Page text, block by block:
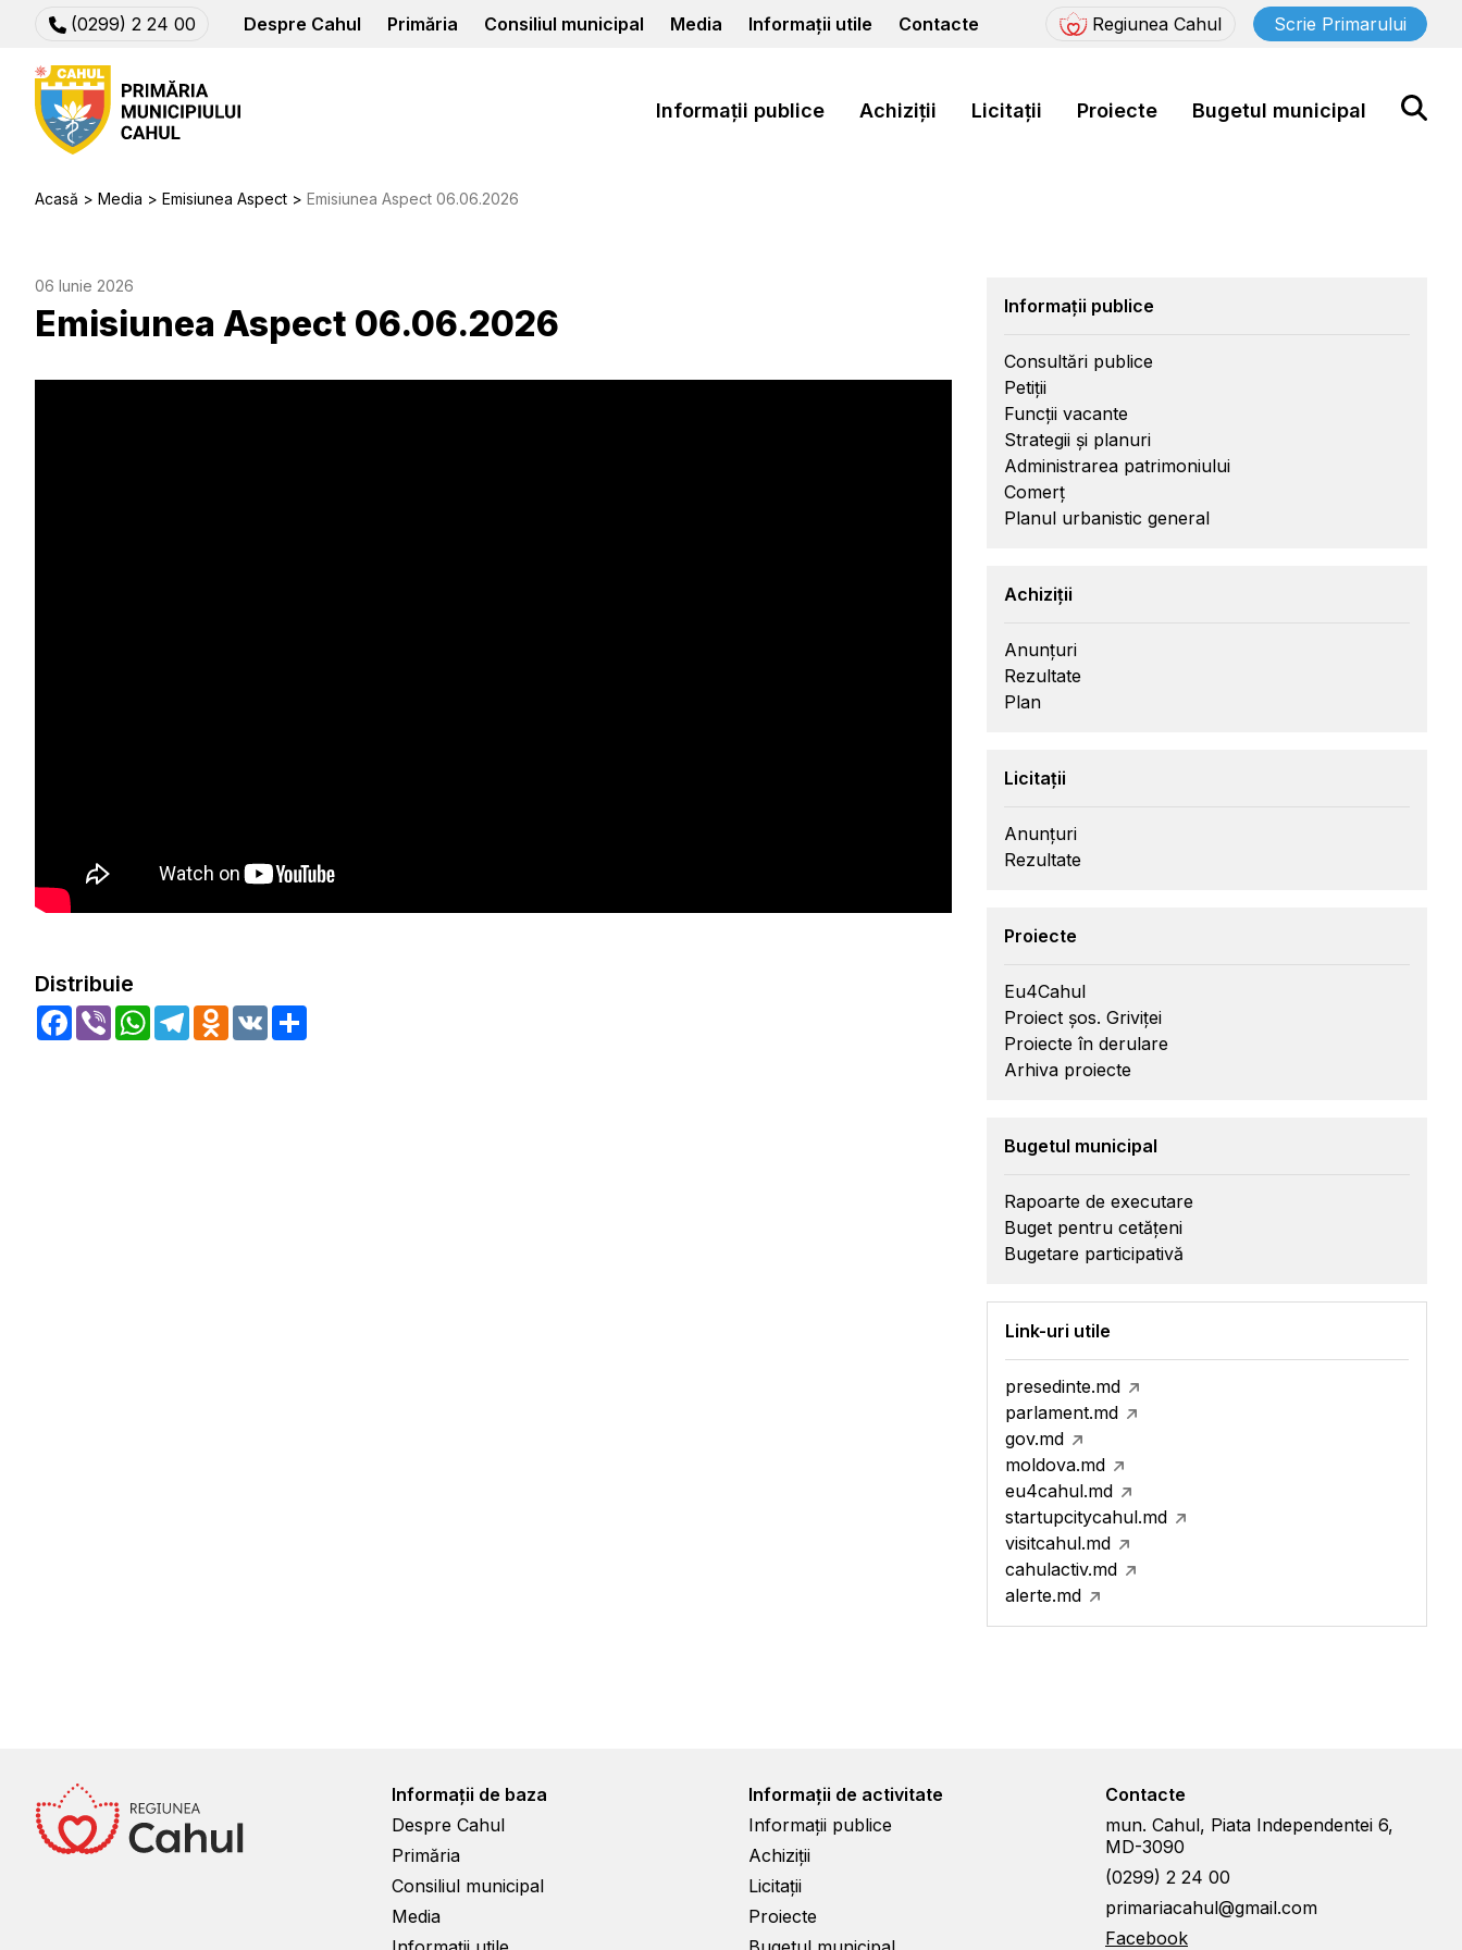
(0299) 2 24 00 Despre Cahul Primăria Consiliul municipal Media Informații utile Contacte Regiunea Cahul Scrie Primarului
Informații publice Achiziții Licitații Proiecte Bugetul municipal
Acasă Media Emisiunea Aspect Emisiunea Aspect 06.06.2026
06 Iunie 2026
Emisiunea Aspect 06.06.2026
Distribuie
Facebook
Viber WhatsApp
TelegramOdnoklassniki
VK
Informații publice
Consultări publice
Petiții
Funcții vacante
Strategii și planuri
Administrarea patrimoniului
Comerț
Planul urbanistic general
Achiziții
Anunțuri
Rezultate
Plan
Licitații
Anunțuri
Rezultate
Proiecte
Eu4Cahul
Proiect șos. Griviței
Proiecte în derulare
Arhiva proiecte
Bugetul municipal
Rapoarte de executare
Buget pentru cetățeni
Bugetare participativă
Link-uri utile
presedinte.md
parlament.md
gov.md
moldova.md
eu4cahul.md
startupcitycahul.md
visitcahul.md
cahulactiv.md
alerte.md
Informații de baza
Despre Cahul
Primăria
Consiliul municipal
Media
Informații de activitate
Informații publice
Achiziții
Licitații
Proiecte
Contacte
mun. Cahul, Piata Independentei 6,
MD-3090
(0299) 2 24 00
primariacahul@gmail.com
Facebook